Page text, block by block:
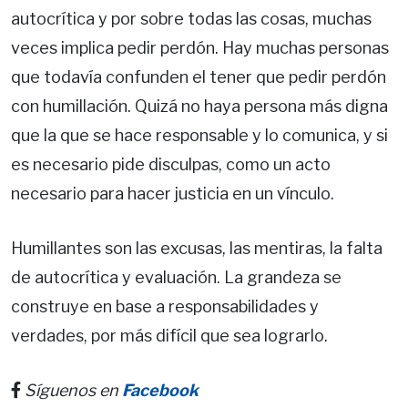
autocrítica y por sobre todas las cosas, muchas
veces implica pedir perdón. Hay muchas personas
que todavía confunden el tener que pedir perdón
con humillación. Quizá no haya persona más digna
que la que se hace responsable y lo comunica, y si
es necesario pide disculpas, como un acto
necesario para hacer justicia en un vínculo.
Humillantes son las excusas, las mentiras, la falta
de autocrítica y evaluación. La grandeza se
construye en base a responsabilidades y
verdades, por más difícil que sea lograrlo.
Síguenos en Facebook